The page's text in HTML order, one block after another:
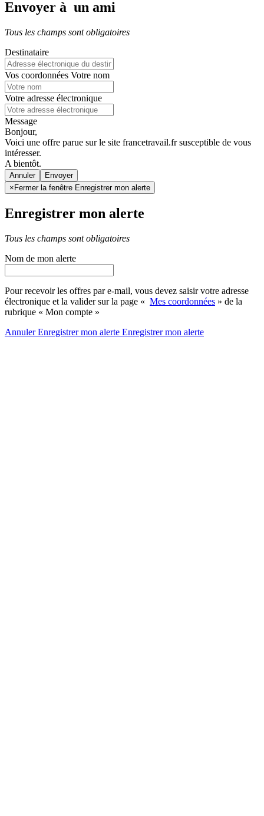
Envoyer à un ami
Tous les champs sont obligatoires
Destinataire
Vos coordonnées Votre nom
Votre adresse électronique
Message
Bonjour,
Voici une offre parue sur le site francetravail.fr susceptible de vous
intéresser.
A bientôt.
Annuler
× Fermer la fenêtre Enregistrer mon alerte
Enregistrer mon alerte
Tous les champs sont obligatoires
Nom de mon alerte
Pour recevoir les offres par e-mail, vous devez saisir votre adresse
électronique et la valider sur la page « Mes coordonnées » de la
rubrique « Mon compte »
AnnulerEnregistrer mon alerte Enregistrermon alerte